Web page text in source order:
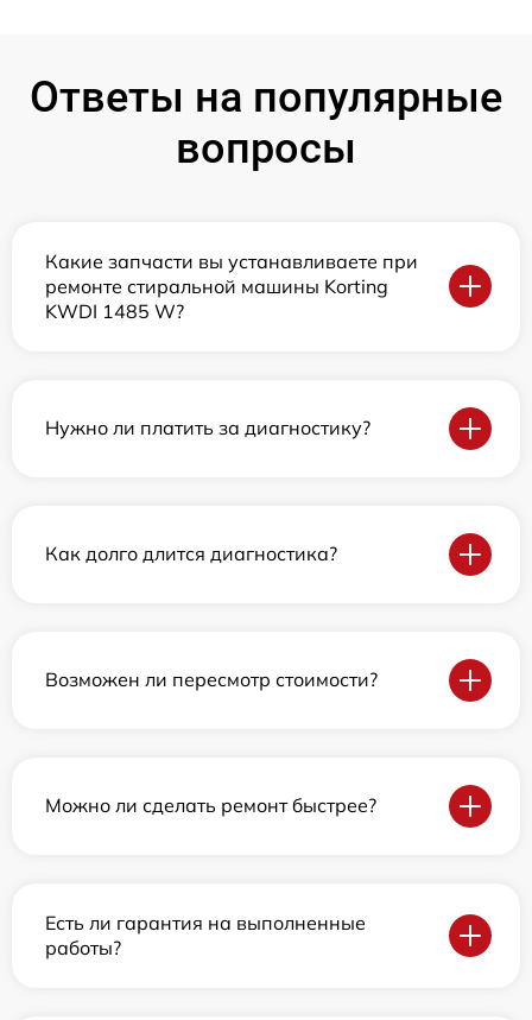
Ответы на популярные
вопросы
Какие запчасти вы устанавливаете при
ремонте стиральной машины Korting
KWDI 1485 W?
Нужно ли платить за диагностику?
Как долго длится диагностика?
Возможен ли пересмотр стоимости?
Можно ли сделать ремонт быстрее?
Есть ли гарантия на выполненные
работы?